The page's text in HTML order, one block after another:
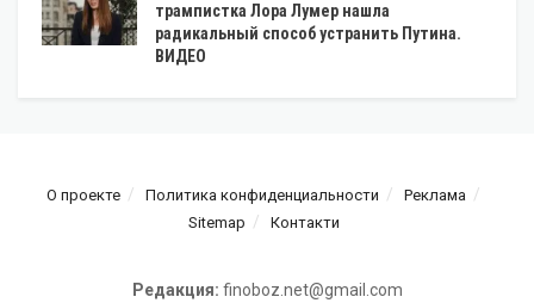
трампистка Лора Лумер нашла
радикальный способ устранить Путина.
ВИДЕО
О проекте Политика конфиденциальности
Реклама
Sitemap
Контакти
Редакция: finoboz.net@gmail.com